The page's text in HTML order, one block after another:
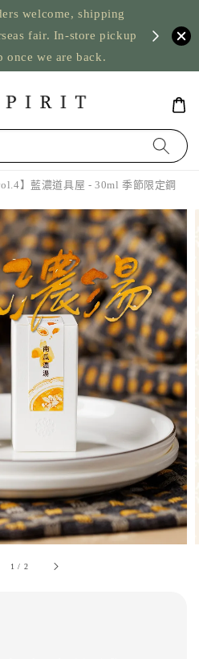
welcome, shipping
fair. In-store pickup
once we are back.
US
】藍濃道具屋 - 30ml 季節限定鋼
1 / 2